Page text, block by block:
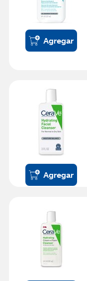
Agregar
Agregar